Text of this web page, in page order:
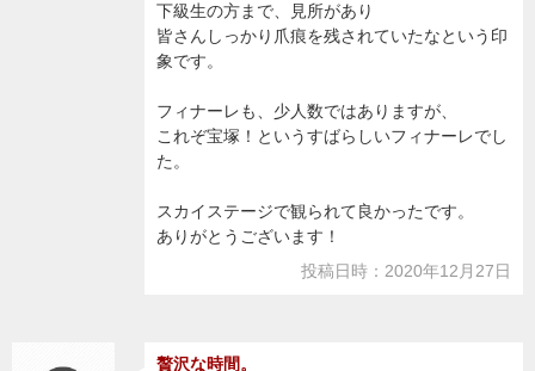
下級生の方まで、見所があり
皆さんしっかり爪痕を残されていたなという印
象です。
フィナーレも、少人数ではありますが、
これぞ宝塚！というすばらしいフィナーレでし
た。
スカイステージで観られて良かったです。
ありがとうございます！
投稿日時：2020年12月27日
贅沢な時間。